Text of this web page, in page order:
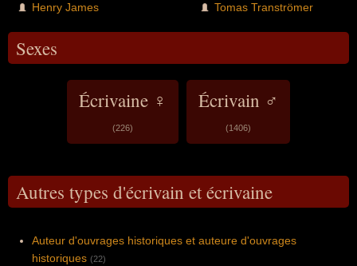
Henry James
Tomas Tranströmer
Sexes
Écrivaine ♀
(226)
Écrivain ♂
(1406)
Autres types d'écrivain et écrivaine
Auteur d'ouvrages historiques et auteure d'ouvrages
historiques (22)